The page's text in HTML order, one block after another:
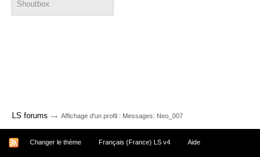
Shoutbox
LS forums → Affichage d'un profil : Messages: Neo_007
Changer le thème Français (France) LS v4 Aide